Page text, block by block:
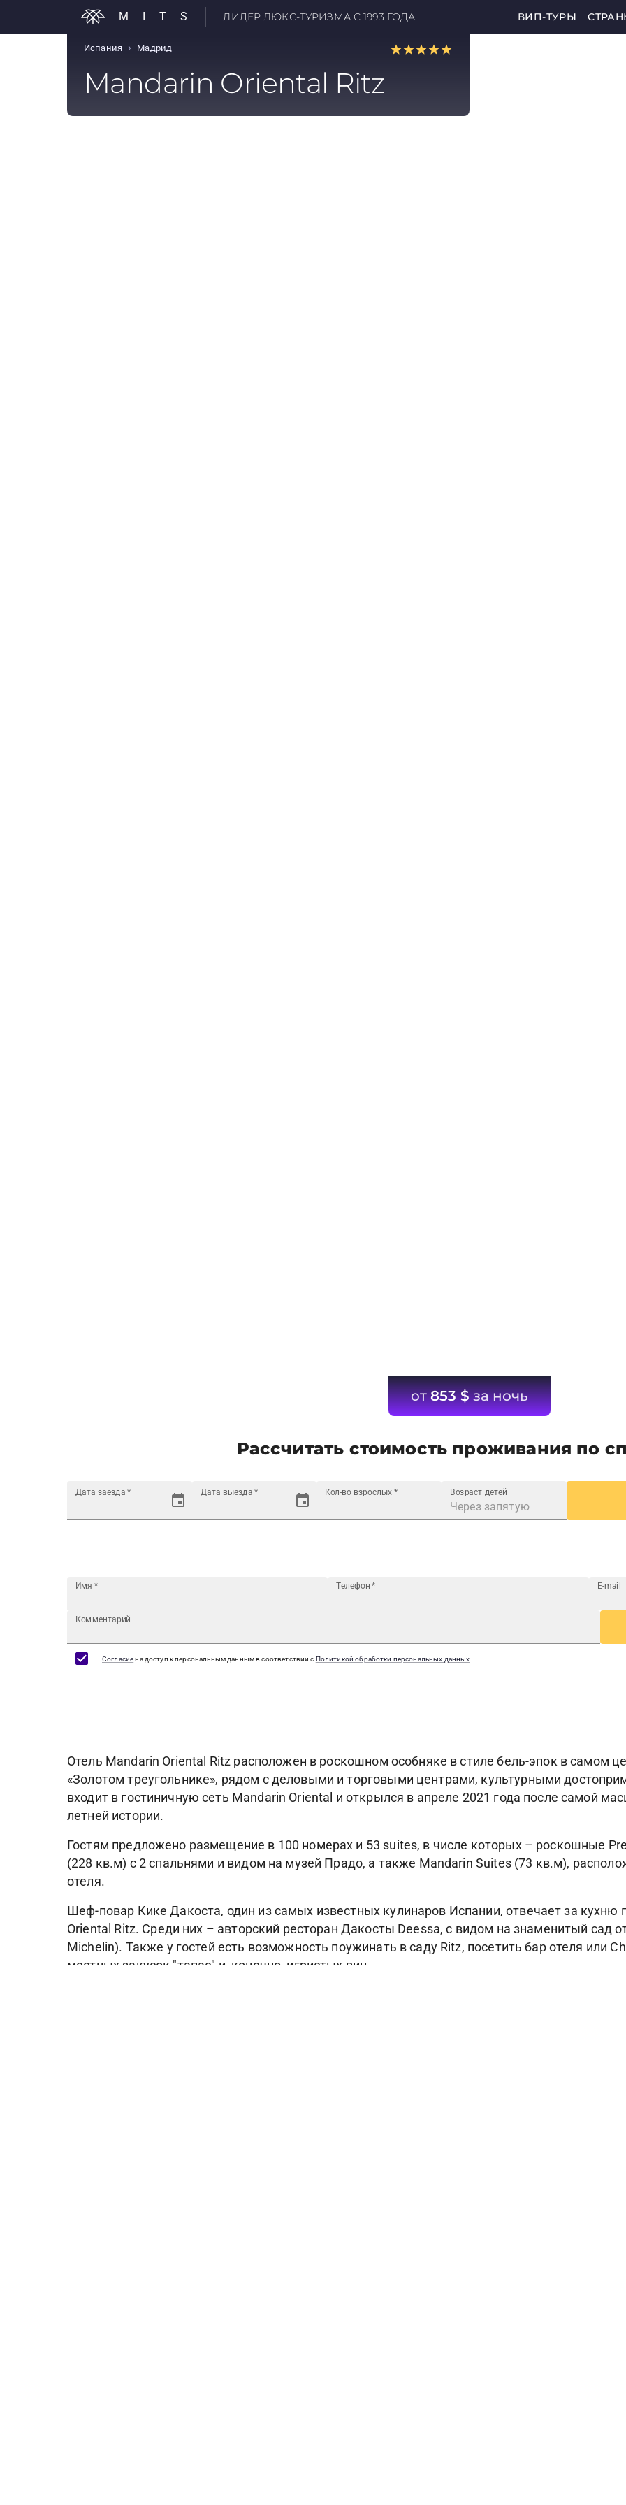
MITS ЛИДЕР ЛЮКС-ТУРИЗМА С 1993 ГОДА ВИП-ТУРЫ
Испания › Мадрид
Mandarin Oriental Ritz
от853 $за ночь
Рассчитать стоимость проживания по
Дата заезда * Дата выезда * Кол-во взрослых * Возраст детей
Имя * Телефон * E-mail
Комментарий
Согласиена доступ к персональным данным в соответствии с Политикой обработки персональных данных
Отель Mandarin Oriental Ritz расположен в роскошном особняке в стиле бель-эпок в самом
«Золотом треугольнике», рядом с деловыми и торговыми центрами, культурными
входит в гостиничную сеть Mandarin Oriental и открылся в апреле 2021 года после самой
летней истории.
Гостям предложено размещение в 100 номерах и 53 suites, в числе которых – роскошные
(228 кв.м) с 2 спальнями и видом на музей Прадо, а также Mandarin Suites (73 кв.м),
отеля.
Шеф-повар Кике Дакоста, один из самых известных кулинаров Испании, отвечает за кухню
Oriental Ritz. Среди них – авторский ресторан Дакосты Deessa, с видом на знаменитый сад
Michelin). Также у гостей есть возможность поужинать в саду Ritz, посетить бар отеля или
местных закусок "тапас" и, конечно, игристых вин.